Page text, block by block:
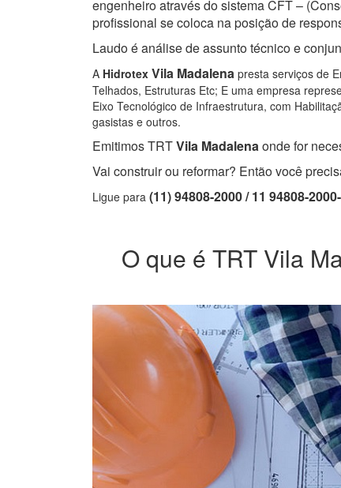
engenheiro através do sistema CFT –
profissional se coloca na posição de
Laudo é análise de assunto técnico e
A Hidrotex Vila Madalena presta serviços de
Telhados, Estruturas Etc; E uma empresa
Eixo Tecnológico de Infraestrutura, com
gasistas e outros.
Emitimos TRTVila Madalenaonde for
Vai construir ou reformar? Então você
Ligue para (11) 94808-2000 / 11 94808-
O que é TRT Vila